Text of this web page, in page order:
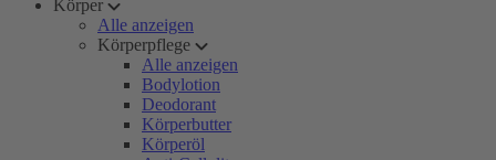
Körper
Alle anzeigen
Körperpflege
Alle anzeigen
Bodylotion
Deodorant
Körperbutter
Körperöl